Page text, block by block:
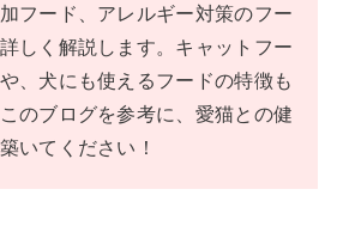
フード、アレルギー対策のフー
しく解説します。キャットフー
、犬にも使えるフードの特徴も
のブログを参考に、愛猫との健
いてください！